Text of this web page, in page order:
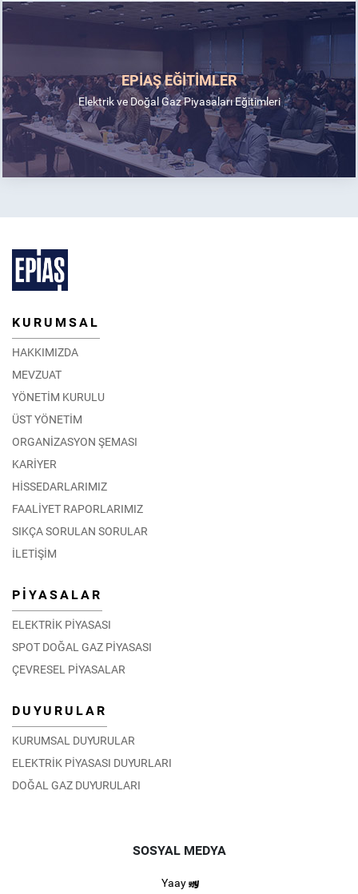
EPİAŞ EĞİTİMLER
Elektrik ve Doğal Gaz Piyasaları Eğitimleri
KURUMSAL
HAKKIMIZDA
MEVZUAT
YÖNETİM KURULU
ÜST YÖNETİM
ORGANİZASYON ŞEMASI
KARİYER
HİSSEDARLARIMIZ
FAALİYET RAPORLARIMIZ
SIKÇA SORULAN SORULAR
İLETİŞİM
PİYASALAR
ELEKTRİK PİYASASI
SPOT DOĞAL GAZ PİYASASI
ÇEVRESEL PİYASALAR
DUYURULAR
KURUMSAL DUYURULAR
ELEKTRİK PİYASASI DUYURLARI
DOĞAL GAZ DUYURULARI
SOSYAL MEDYA
Yaay